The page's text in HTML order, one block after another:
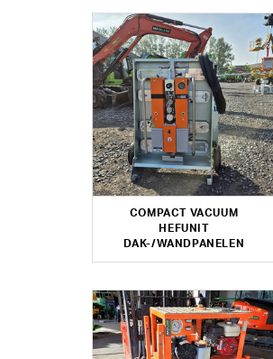
COMPACT VACUUM
HEFUNIT
DAK-/WANDPANELEN